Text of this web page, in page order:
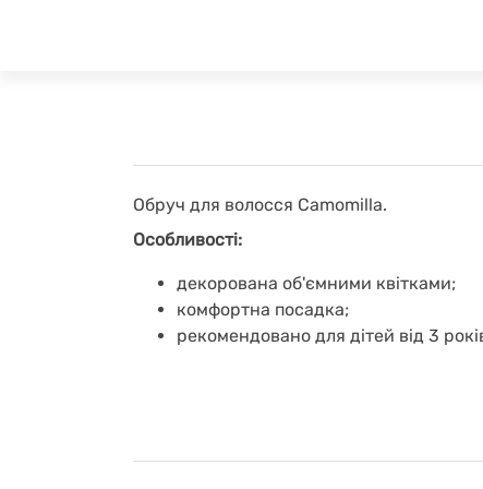
Обруч для волосся Camomilla.
Особливості:
декорована об'ємними квітками;
комфортна посадка;
рекомендовано для дітей від 3